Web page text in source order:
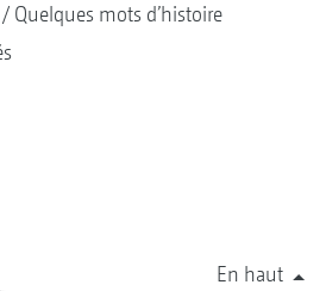
Quelques mots d’histoire
En haut